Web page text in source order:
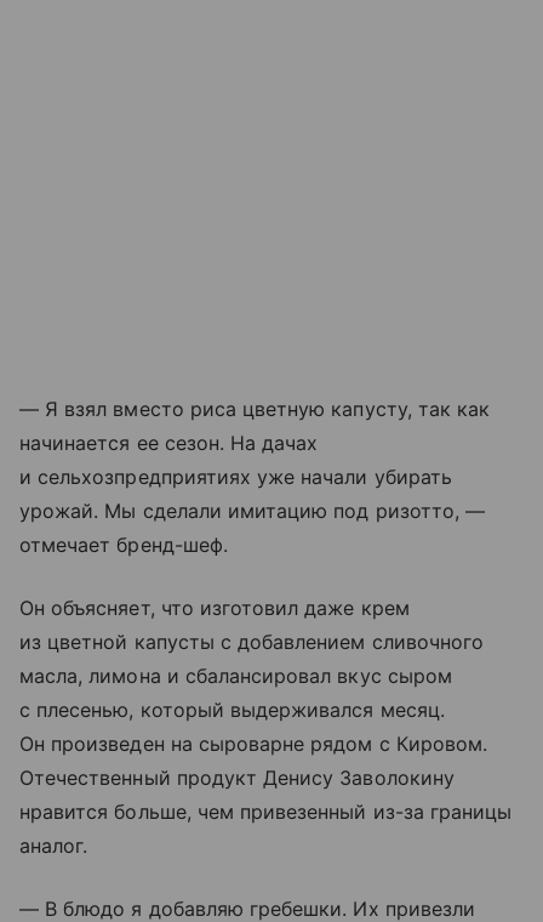
— Я взял вместо риса цветную капусту, так как
начинается ее сезон. На дачах
и сельхозпредприятиях уже начали убирать
урожай. Мы сделали имитацию под ризотто, —
отмечает бренд-шеф.
Он объясняет, что изготовил даже крем
из цветной капусты с добавлением сливочного
масла, лимона и сбалансировал вкус сыром
с плесенью, который выдерживался месяц.
Он произведен на сыроварне рядом с Кировом.
Отечественный продукт Денису Заволокину
нравится больше, чем привезенный из-за границы
аналог.
— В блюдо я добавляю гребешки. Их привезли